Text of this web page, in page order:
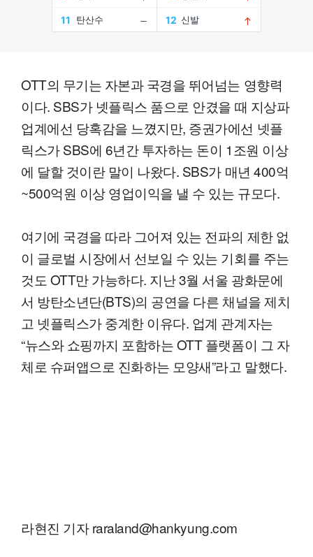
OTT의 무기는 자본과 국경을 뛰어넘는 영향력
이다. SBS가 넷플릭스 품으로 안겼을 때 지상파
업계에선 당혹감을 느꼈지만, 증권가에선 넷플
릭스가 SBS에 6년간 투자하는 돈이 1조원 이상
에 달할 것이란 말이 나왔다. SBS가 매년 400억
~500억원 이상 영업이익을 낼 수 있는 규모다.
여기에 국경을 따라 그어져 있는 전파의 제한 없
이 글로벌 시장에서 선보일 수 있는 기회를 주는
것도 OTT만 가능하다. 지난 3월 서울 광화문에
서 방탄소년단(BTS)의 공연을 다른 채널을 제치
고 넷플릭스가 중계한 이유다. 업계 관계자는
“뉴스와 쇼핑까지 포함하는 OTT 플랫폼이 그 자
체로 슈퍼앱으로 진화하는 모양새”라고 말했다.
라현진 기자 raraland@hankyung.com